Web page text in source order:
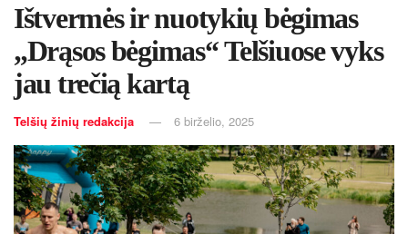
Ištvermės ir nuotykių bėgimas
„Drąsos bėgimas“ Telšiuose vyks
jau trečią kartą
Telšių žinių redakcija 6 birželio, 2025